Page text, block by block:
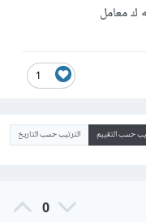
ك معامل
1
حسب التقييم الترتيب حسب التاريخ
0